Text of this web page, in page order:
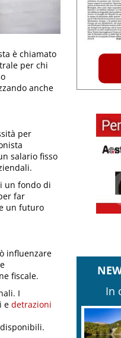
è chiamato
per chi
anche
per
salario fisso
un fondo di
far
un futuro
influenzare
fiscale.
I
e detrazioni
In